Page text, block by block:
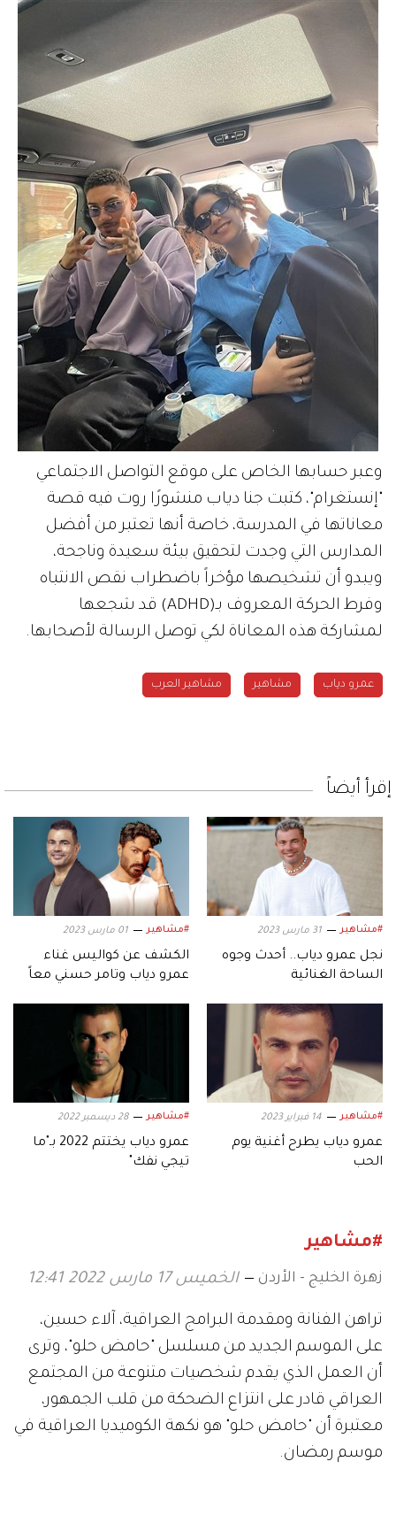
وعبر حسابها الخاص على موقع التواصل الاجتماعي
"إنستغرام"، كتبت جنا دياب منشورًا روت فيه قصة
معاناتها في المدرسة، خاصة أنها تعتبر من أفضل
المدارس التي وجدت لتحقيق بيئة سعيدة وناجحة،
ويبدو أن تشخيصها مؤخراً باضطراب نقص الانتباه
وفرط الحركة المعروف بـ(ADHD) قد شجعها
لمشاركة هذه المعاناة لكي توصل الرسالة لأصحابها.
عمرو دياب مشاهير مشاهير العرب
إقرأ أيضاً
#مشاهير 31 مارس 2023
نجل عمرو دياب.. أحدث وجوه
الساحة الغنائية
#مشاهير 01 مارس 2023
الكشف عن كواليس غناء
عمرو دياب وتامر حسني معاً
#مشاهير 14 فبراير 2023
عمرو دياب يطرح أغنية يوم
الحب
#مشاهير 28 ديسمبر 2022
عمرو دياب يختتم 2022 بـ"ما
تيجي نفك"
#مشاهير
زهرة الخليج - الأردن الخميس 17 مارس 2022 12:41
تراهن الفنانة ومقدمة البرامج العراقية، آلاء حسين،
على الموسم الجديد من مسلسل "حامض حلو"، وترى
أن العمل الذي يقدم شخصيات متنوعة من المجتمع
العراقي قادر على انتزاع الضحكة من قلب الجمهور،
معتبرة أن "حامض حلو" هو نكهة الكوميديا العراقية في
موسم رمضان.